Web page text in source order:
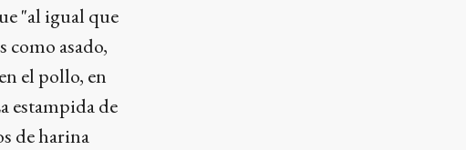
"al igual que
como asado,
el pollo, en
estampida de
de harina